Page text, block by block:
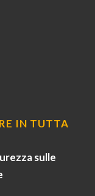
IN TUTTA
sulle